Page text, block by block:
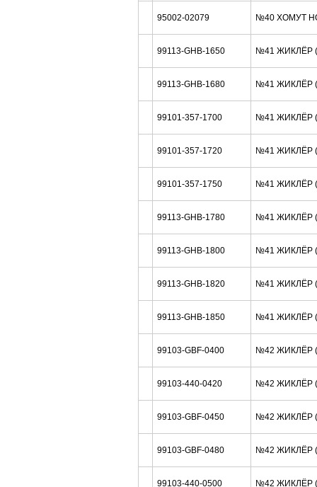
95002-02079 №40 ХОМУТ
99113-GHB-1650 №41 ЖИКЛЁР
99113-GHB-1680 №41 ЖИКЛЁР
99101-357-1700 №41 ЖИКЛЁР
99101-357-1720 №41 ЖИКЛЁР
99101-357-1750 №41 ЖИКЛЁР
99113-GHB-1780 №41 ЖИКЛЁР
99113-GHB-1800 №41 ЖИКЛЁР
99113-GHB-1820 №41 ЖИКЛЁР
99113-GHB-1850 №41 ЖИКЛЁР
99103-GBF-0400 №42 ЖИКЛЁР
99103-440-0420 №42 ЖИКЛЁР
99103-GBF-0450 №42 ЖИКЛЁР
99103-GBF-0480 №42 ЖИКЛЁР
99103-440-0500 №42 ЖИКЛЁР